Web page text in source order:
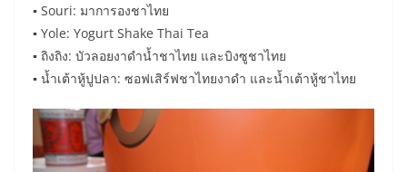
▪ Souri: มาการองชาไทย
▪ Yole: Yogurt Shake Thai Tea
▪ ถิงถิง: บัวลอยงาดำน้ำชาไทย และบิงซูชาไทย
▪ น้ำเต้าหู้ปูปลา: ซอฟเสิร์ฟชาไทยงาดำ และน้ำเต้าหู้ชาไทย